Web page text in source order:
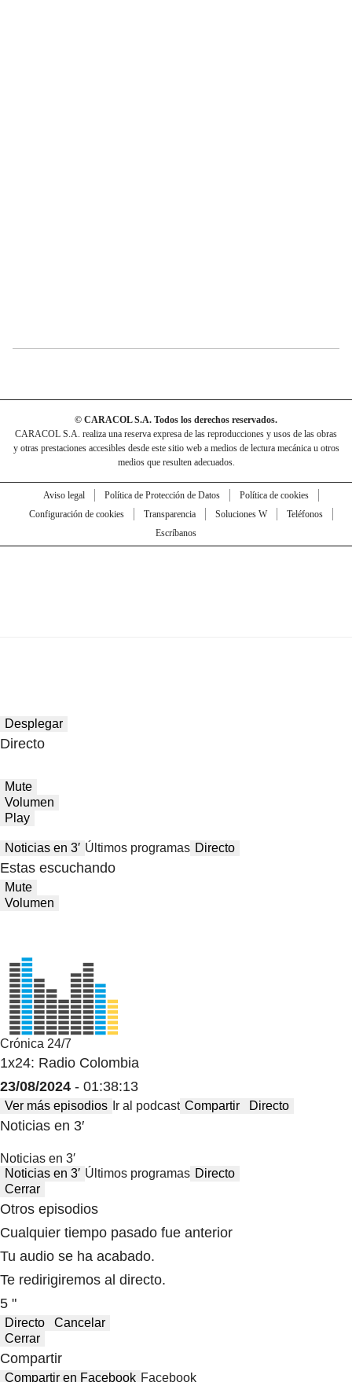
© CARACOL S.A. Todos los derechos reservados.
CARACOL S.A. realiza una reserva expresa de las reproducciones y usos de las obras
y otras prestaciones accesibles desde este sitio web a medios de lectura mecánica u otros
medios que resulten adecuados.
Aviso legal Política de Protección de Datos
Política de cookies
Configuración de cookies
Transparencia Soluciones W
Teléfonos
Escríbanos
Desplegar
Directo
Mute
Volumen
Play
Noticias en 3′ Últimos programas Directo
Estas escuchando
Mute
Volumen
Crónica 24/7
1x24: Radio Colombia
23/08/2024 - 01:38:13
Ver más episodios Ir al podcast Compartir Directo
Noticias en 3′
Noticias en 3′
Noticias en 3′ Últimos programas Directo
Cerrar
Otros episodios
Cualquier tiempo pasado fue anterior
Tu audio se ha acabado.
Te redirigiremos al directo.
5 "
Directo
Cancelar
Cerrar
Compartir
Compartir en Facebook Facebook